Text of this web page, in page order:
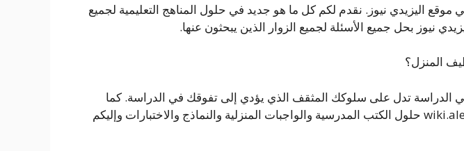
موقع اليزيدي نيوز. نقدم لكم كل ما هو جديد في حلول المناهج التعليمية لجميع
نيوز بحل جميع الأسئلة لجميع الزوار الذين يبحثون عنها.
المنزل؟
الدراسة تدل على سلوكك المثقف الذي يؤدي إلى تفوقك في الدراسة. كما
نوفر من خلال wiki.alettejah.net حلول الكتب المدرسية والواجبات المنزلية والنماذج والاختبارات وإليكم